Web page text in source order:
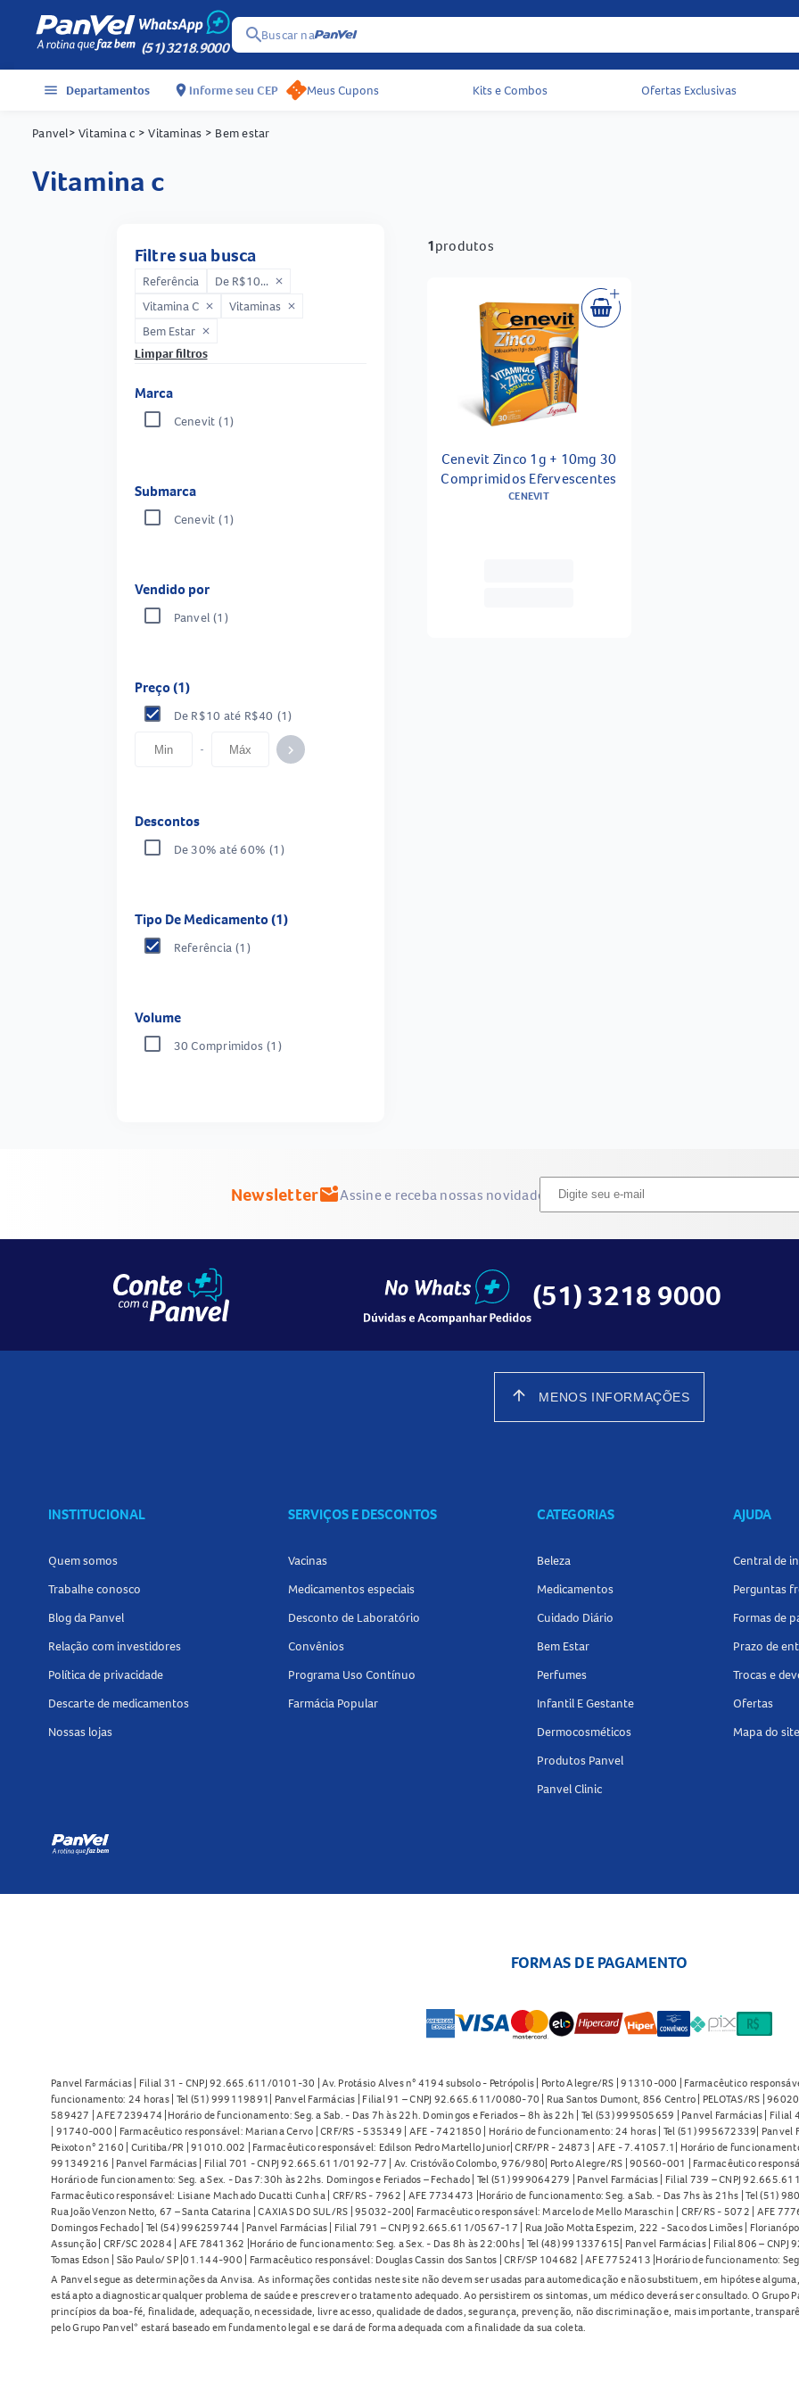
(51) 3218.9000
searchBuscar na
Acessos rápidos do cabeçalho
menu Departamentos location_on Informe seu CEP Meus Cupons Kits e Combos Ofertas Exclusivas
Panvel> Vitamina c > Vitaminas > Bem estar
vitamina c
Filtre sua busca
Referência De R$10... close
Vitamina C close Vitaminas close
Bem Estar close
Limpar filtros
Marca
Cenevit (1)
Submarca
Cenevit (1)
Vendido por
Panvel (1)
Preço (1)
De R$10 até R$40 (1)
- keyboard_arrow_right
Descontos
De 30% até 60% (1)
Tipo De Medicamento (1)
Referência (1)
Volume
30 Comprimidos (1)
1produtos
Cenevit Zinco 1g + 10mg 30
Comprimidos Efervescentes
CENEVIT
Newslettermark_email_unreadAssine e receba nossas novidades
(51) 3218 9000
arrow_upward MENOS INFORMAÇÕES
INSTITUCIONAL
Quem somos
Trabalhe conosco
Blog da Panvel
Relação com investidores
Política de privacidade
Descarte de medicamentos
Nossas lojas
SERVIÇOS E DESCONTOS
Vacinas
Medicamentos especiais
Desconto de Laboratório
Convênios
Programa Uso Contínuo
Farmácia Popular
CATEGORIAS
Beleza
Medicamentos
Cuidado Diário
Bem Estar
Perfumes
Infantil E Gestante
Dermocosméticos
Produtos Panvel
Panvel Clinic
AJUDA
Central de
Perguntas
Formas de
Prazo de
Trocas e
Ofertas
Mapa do site
FORMAS DE PAGAMENTO
Panvel Farmácias | Filial 31 - CNPJ 92.665.611/0101-30 | Av. Protásio Alves n° 4194 subsolo - Petrópolis | Porto Alegre/RS | 91310-000 | Farmacêutico
funcionamento: 24 horas | Tel (51) 999119891| Panvel Farmácias | Filial 91 – CNPJ 92.665.611/0080-70 | Rua Santos Dumont, 856 Centro | PELOTAS/RS |
589427 | AFE 7239474 |Horário de funcionamento: Seg. a Sab. - Das 7h às 22h. Domingos e Feriados – 8h às 22h | Tel (53) 999505659 | Panvel Farmácias |
| 91740-000 | Farmacêutico responsável: Mariana Cervo | CRF/RS - 535349 | AFE - 7421850 | Horário de funcionamento: 24 horas | Tel (51) 995672339|
Peixoto n° 2160 | Curitiba/PR | 91010.002 | Farmacêutico responsável: Edilson Pedro Martello Junior| CRF/PR - 24873 | AFE - 7.41057.1| Horário de
991349216 | Panvel Farmácias | Filial 701 - CNPJ 92.665.611/0192-77 | Av. Cristóvão Colombo, 976/980| Porto Alegre/RS | 90560-001 | Farmacêutico
Horário de funcionamento: Seg. a Sex. - Das 7:30h às 22hs. Domingos e Feriados – Fechado | Tel (51) 999064279 | Panvel Farmácias | Filial 739 – CNPJ
Farmacêutico responsável: Lisiane Machado Ducatti Cunha | CRF/RS - 7962 | AFE 7734473 |Horário de funcionamento: Seg. a Sab. - Das 7hs às 21hs | Tel (51)
Rua João Venzon Netto, 67 – Santa Catarina | CAXIAS DO SUL/RS | 95032-200| Farmacêutico responsável: Marcelo de Mello Maraschin | CRF/RS - 5072 | AFE
Domingos Fechado | Tel (54) 996259744 | Panvel Farmácias | Filial 791 – CNPJ 92.665.611/0567-17 | Rua João Motta Espezim, 222 - Saco dos Limões |
Assunção | CRF/SC 20284 | AFE 7841362 |Horário de funcionamento: Seg. a Sex. - Das 8h às 22:00hs | Tel (48) 991337615| Panvel Farmácias | Filial 806 –
Tomas Edson | São Paulo/ SP |01.144-900 | Farmacêutico responsável: Douglas Cassin dos Santos | CRF/SP 104682 | AFE 7752413 |Horário de funcionamento:
A Panvel segue as determinações da Anvisa. As informações contidas neste site não devem ser usadas para automedicação e não substituem, em hipótese
está apto a diagnosticar qualquer problema de saúde e prescrever o tratamento adequado. Ao persistirem os sintomas, um médico deverá ser consultado. O Grupo
princípios da boa-fé, finalidade, adequação, necessidade, livre acesso, qualidade de dados, segurança, prevenção, não discriminação e, mais importante,
pelo Grupo Panvel* estará baseado em fundamento legal e se dará de forma adequada com a finalidade da sua coleta.